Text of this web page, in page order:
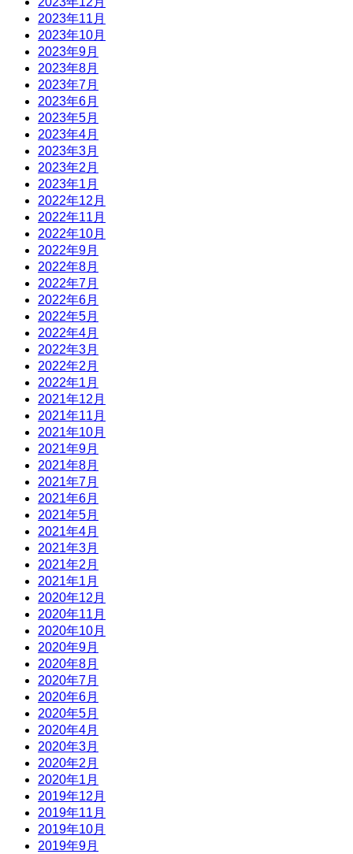
2023年11月
2023年10月
2023年9月
2023年8月
2023年7月
2023年6月
2023年5月
2023年4月
2023年3月
2023年2月
2023年1月
2022年12月
2022年11月
2022年10月
2022年9月
2022年8月
2022年7月
2022年6月
2022年5月
2022年4月
2022年3月
2022年2月
2022年1月
2021年12月
2021年11月
2021年10月
2021年9月
2021年8月
2021年7月
2021年6月
2021年5月
2021年4月
2021年3月
2021年2月
2021年1月
2020年12月
2020年11月
2020年10月
2020年9月
2020年8月
2020年7月
2020年6月
2020年5月
2020年4月
2020年3月
2020年2月
2020年1月
2019年12月
2019年11月
2019年10月
2019年9月